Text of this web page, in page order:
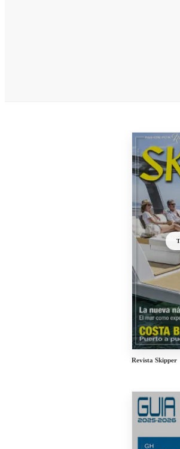
Revista Skipper